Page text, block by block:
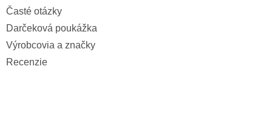
Časté otázky
Darčeková poukážka
Výrobcovia a značky
Recenzie